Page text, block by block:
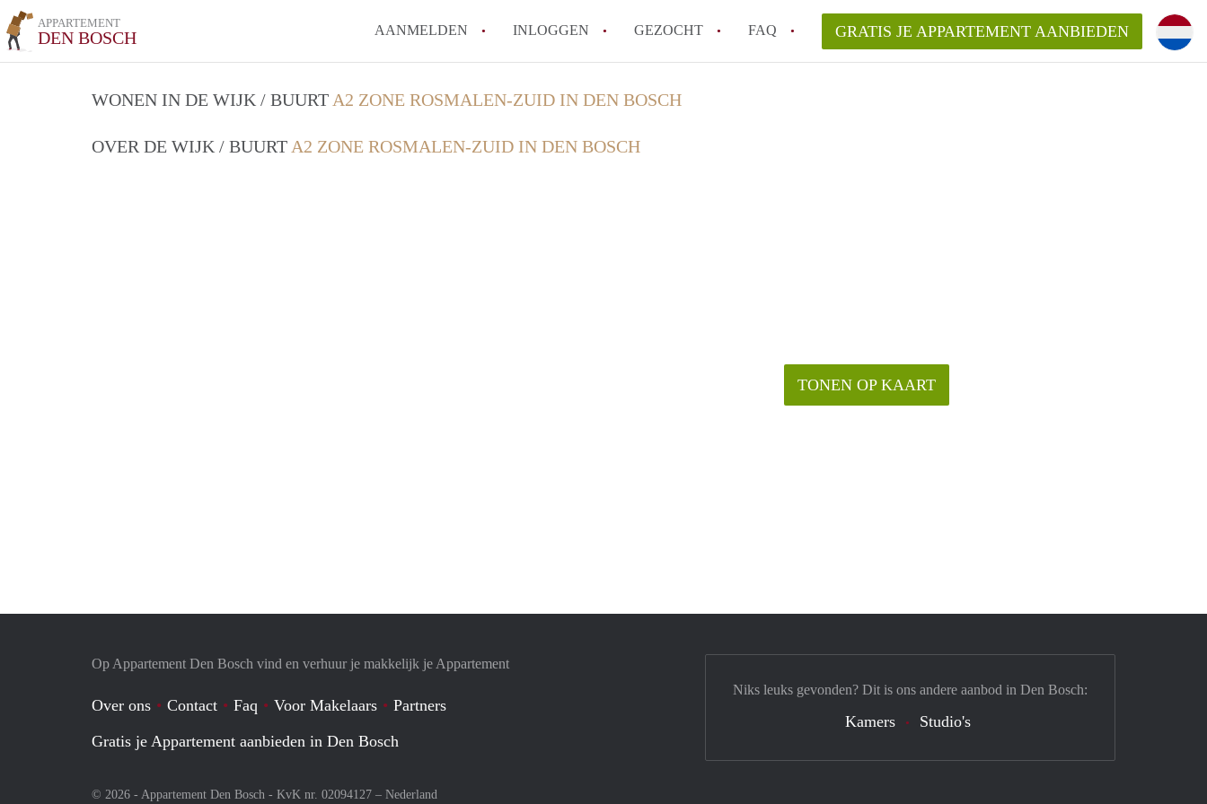
APPARTEMENT
DEN BOSCH AANMELDEN INLOGGEN GEZOCHT FAQ
Wat is AppartementDenBosch?
GRATIS JE APPARTEMENT AANBIEDEN
WONEN IN DE WIJK / BUURT A2 ZONE ROSMALEN-ZUID IN DEN BOSCH
OVER DE WIJK / BUURT A2 ZONE ROSMALEN-ZUID IN DEN BOSCH
TONEN OP KAART
Op Appartement Den Bosch vind en verhuur je makkelijk je Appartement
Over ons Contact Faq Voor Makelaars
Partners
Gratis je Appartement aanbieden in Den Bosch
© 2026 - Appartement Den Bosch - KvK nr. 02094127 – Nederland
Niks leuks gevonden? Dit is ons andere aanbod in Den Bosch:
Kamers Studio's